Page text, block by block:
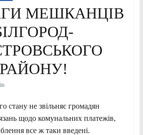
МЕШКАНЦІВ
РАЙОНУ!
стану не звільняє громадян
щодо комунальних платежів,
все ж таки введені.